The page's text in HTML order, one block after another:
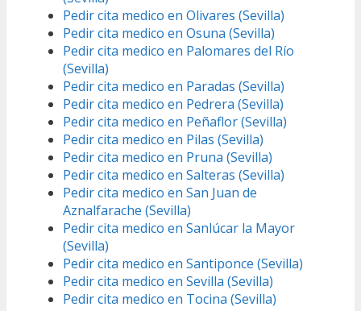
Pedir cita medico en Olivares (Sevilla)
Pedir cita medico en Osuna (Sevilla)
Pedir cita medico en Palomares del Río
(Sevilla)
Pedir cita medico en Paradas (Sevilla)
Pedir cita medico en Pedrera (Sevilla)
Pedir cita medico en Peñaflor (Sevilla)
Pedir cita medico en Pilas (Sevilla)
Pedir cita medico en Pruna (Sevilla)
Pedir cita medico en Salteras (Sevilla)
Pedir cita medico en San Juan de
Aznalfarache (Sevilla)
Pedir cita medico en Sanlúcar la Mayor
(Sevilla)
Pedir cita medico en Santiponce (Sevilla)
Pedir cita medico en Sevilla (Sevilla)
Pedir cita medico en Tocina (Sevilla)